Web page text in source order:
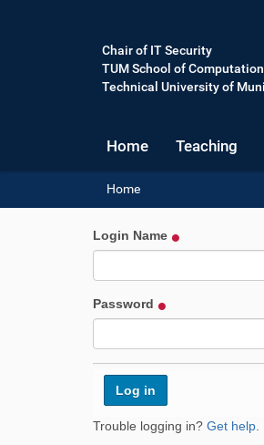
Chair of IT Security
TUM School of
Technical University of
Home Teaching
Y
o
a
e
e
Home
Login Name
Password
Trouble logging in? Get help